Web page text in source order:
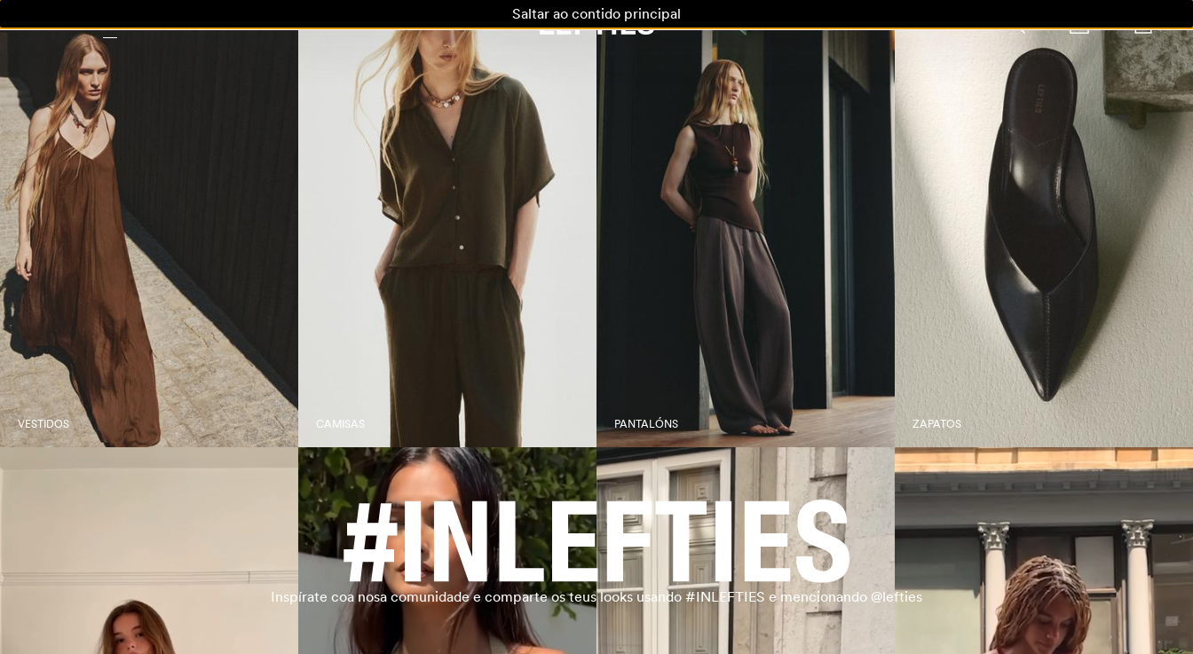
Saltar ao contido principal
MULLER HOME NENOS CASA
VESTIDOS CAMISAS PANTALÓNS ZAPATOS
Inspírate coa nosa comunidade e comparte os teus looks usando #INLEFTIES e mencionando @lefties